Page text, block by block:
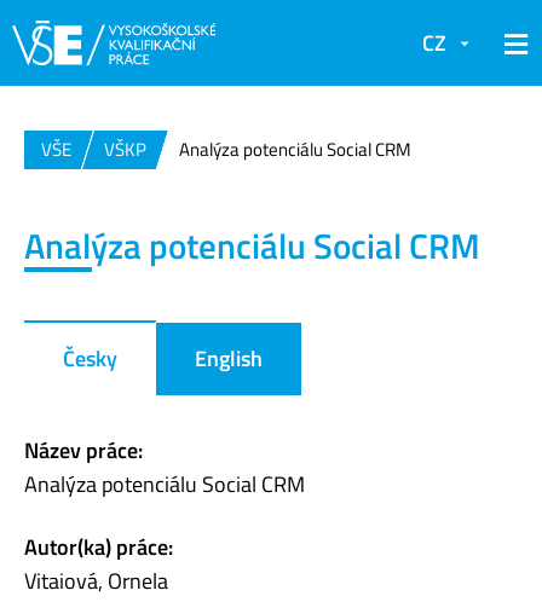
CZ
VŠE VŠKP Analýza potenciálu Social CRM
Analýza potenciálu Social CRM
Česky English
Název práce:
Analýza potenciálu Social CRM
Autor(ka) práce:
Vitaiová, Ornela